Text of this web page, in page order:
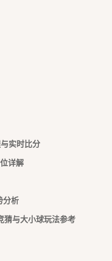
实时比分
详解
分析
与大小球玩法参考